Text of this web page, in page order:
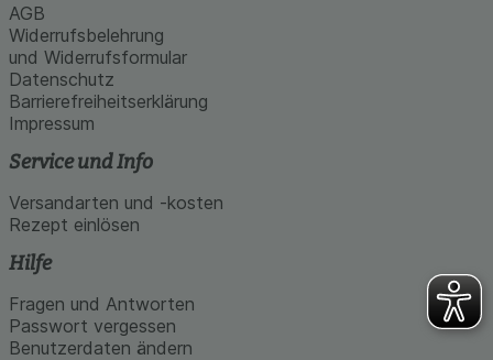
AGB
Widerrufsbelehrung
und Widerrufsformular
Datenschutz
Barrierefreiheitserklärung
Impressum
Service und Info
Versandarten und -kosten
Rezept einlösen
Hilfe
Fragen und Antworten
Passwort vergessen
Benutzerdaten ändern